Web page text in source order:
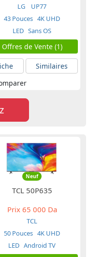
LG
UP77
43 Pouces 4K UHD
LED Sans OS
Offres de Vente (1)
Similaires
Neuf
TCL 50P635
Prix65 000 Da
TCL
50 Pouces 4K UHD
LED Android TV